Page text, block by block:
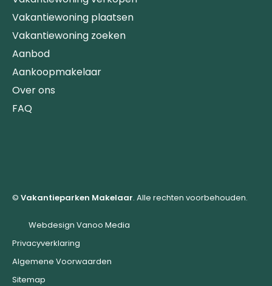
Vakantiewoning plaatsen
Vakantiewoning zoeken
Aanbod
Aankoopmakelaar
Over ons
FAQ
© Vakantieparken Makelaar. Alle rechten voorbehouden.
Webdesign Vanoo Media
Privacyverklaring
Algemene Voorwaarden
Sitemap